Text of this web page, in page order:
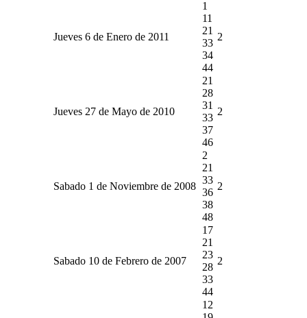
Jueves 6 de Enero de 2011
1
11
21
33
34
44
2
Jueves 27 de Mayo de 2010
21
28
31
33
37
46
2
Sabado 1 de Noviembre de 2008
2
21
33
36
38
48
2
Sabado 10 de Febrero de 2007
17
21
23
28
33
44
2
12